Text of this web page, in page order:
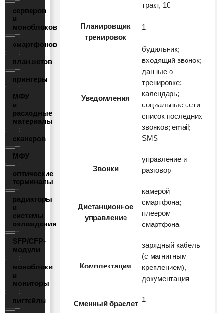
серверов
и
моноблоков
смартфонов
планшетов
принтеры
МФУ
и
расходные
материалы
сканеров
МФУ
оптические
терминалы
радиаторы
и
системы
охлаждения
SFP/CFP-
модули
моноблоки
и
мониторы
пигтейлы
тракт, 10
Планировщик
тренировок
1
Уведомления
будильник;
входящий звонок;
данные о
тренировке;
календарь;
социальные сети;
список последних
звонков; email;
SMS
Звонки
управление и
разговор
Дистанционное
управление
камерой
смартфона;
плеером
смартфона
Комплектация
зарядный кабель
(с магнитным
креплением),
документация
Сменный браслет
1